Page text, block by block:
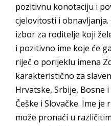
pozitivnu konotaciju i
cjelovitosti i
izbor za roditelje koji
i pozitivno ime koje će
riječ o porijeklu imena
karakteristično za
Hrvatske, Srbije, Bosne
Češke i Slovačke. Ime
može pronaći u